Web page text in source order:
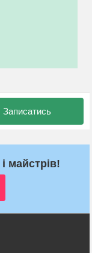
Записатись
майстрів!